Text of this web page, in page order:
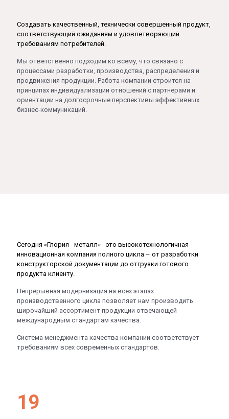
Создавать качественный, технически совершенный продукт,
соответствующий ожиданиям и удовлетворяющий
требованиям потребителей.
Мы ответственно подходим ко всему, что связано с
процессами разработки, производства, распределения и
продвижения продукции. Работа компании строится на
принципах индивидуализации отношений с партнерами и
ориентации на долгосрочные перспективы эффективных
бизнес-коммуникаций.
Сегодня «Глория - металл» - это высокотехнологичная
инновационная компания полного цикла – от разработки
конструкторской документации до отгрузки готового
продукта клиенту.
Непрерывная модернизация на всех этапах
производственного цикла позволяет нам производить
широчайший ассортимент продукции отвечающей
международным стандартам качества.
Система менеджмента качества компании соответствует
требованиям всех современных стандартов.
19